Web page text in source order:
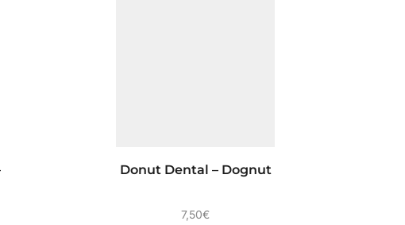
Donut Dental – Dognut
7,50€